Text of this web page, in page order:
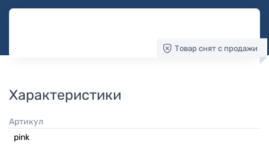
Товар снят с продажи
Характеристики
Артикул
pink